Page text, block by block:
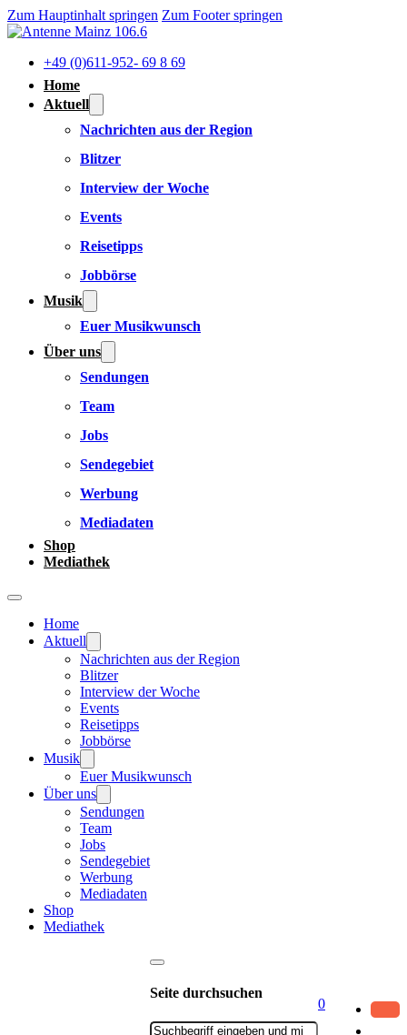
Zum Hauptinhalt springen Zum Footer springen
+49 (0)611-952- 69 8 69
Home
Aktuell
Nachrichten aus der Region
Blitzer
Interview der Woche
Events
Reisetipps
Jobbörse
Musik
Euer Musikwunsch
Über uns
Sendungen
Team
Jobs
Sendegebiet
Werbung
Mediadaten
Shop
Mediathek
Home
Aktuell
Nachrichten aus der Region
Blitzer
Interview der Woche
Events
Reisetipps
Jobbörse
Musik
Euer Musikwunsch
Über uns
Sendungen
Team
Jobs
Sendegebiet
Werbung
Mediadaten
Shop
Mediathek
Seite durchsuchen
Suchen
0